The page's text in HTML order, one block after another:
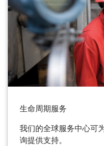
生命周期服务
我们的全球服务中心可
询提供支持。